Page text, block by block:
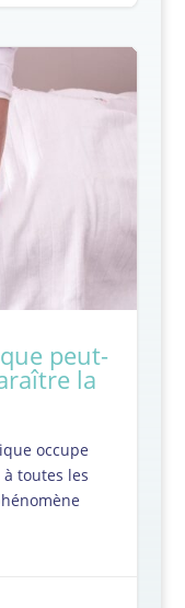
peut-
la
occupe
toutes les